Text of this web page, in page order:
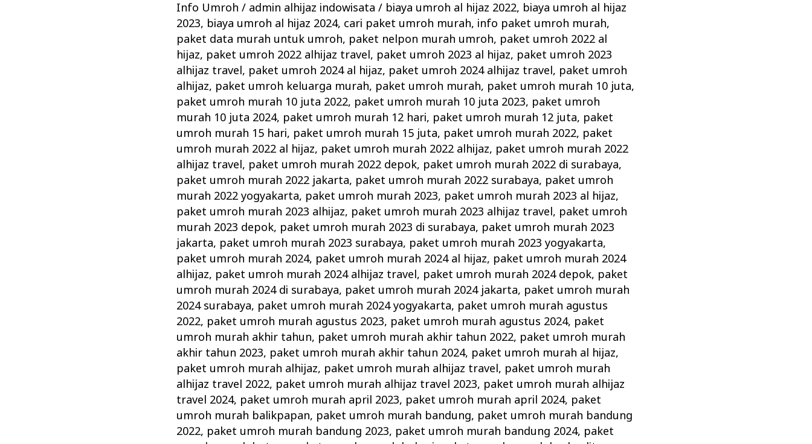
Info Umroh / admin alhijaz indowisata/ biaya umroh al hijaz 2022, biaya umroh al hijaz
2023, biaya umroh al hijaz 2024, cari paket umroh murah, info paket umroh murah,
paket data murah untuk umroh, paket nelpon murah umroh, paket umroh 2022 al
hijaz, paket umroh 2022 alhijaz travel, paket umroh 2023 al hijaz, paket umroh 2023
alhijaz travel, paket umroh 2024 al hijaz, paket umroh 2024 alhijaz travel, paket umroh
alhijaz, paket umroh keluarga murah, paket umroh murah, paket umroh murah 10 juta,
paket umroh murah 10 juta 2022, paket umroh murah 10 juta 2023, paket umroh
murah 10 juta 2024, paket umroh murah 12 hari, paket umroh murah 12 juta, paket
umroh murah 15 hari, paket umroh murah 15 juta, paket umroh murah 2022, paket
umroh murah 2022 al hijaz, paket umroh murah 2022 alhijaz, paket umroh murah 2022
alhijaz travel, paket umroh murah 2022 depok, paket umroh murah 2022 di surabaya,
paket umroh murah 2022 jakarta, paket umroh murah 2022 surabaya, paket umroh
murah 2022 yogyakarta, paket umroh murah 2023, paket umroh murah 2023 al hijaz,
paket umroh murah 2023 alhijaz, paket umroh murah 2023 alhijaz travel, paket umroh
murah 2023 depok, paket umroh murah 2023 di surabaya, paket umroh murah 2023
jakarta, paket umroh murah 2023 surabaya, paket umroh murah 2023 yogyakarta,
paket umroh murah 2024, paket umroh murah 2024 al hijaz, paket umroh murah 2024
alhijaz, paket umroh murah 2024 alhijaz travel, paket umroh murah 2024 depok, paket
umroh murah 2024 di surabaya, paket umroh murah 2024 jakarta, paket umroh murah
2024 surabaya, paket umroh murah 2024 yogyakarta, paket umroh murah agustus
2022, paket umroh murah agustus 2023, paket umroh murah agustus 2024, paket
umroh murah akhir tahun, paket umroh murah akhir tahun 2022, paket umroh murah
akhir tahun 2023, paket umroh murah akhir tahun 2024, paket umroh murah al hijaz,
paket umroh murah alhijaz, paket umroh murah alhijaz travel, paket umroh murah
alhijaz travel 2022, paket umroh murah alhijaz travel 2023, paket umroh murah alhijaz
travel 2024, paket umroh murah april 2023, paket umroh murah april 2024, paket
umroh murah balikpapan, paket umroh murah bandung, paket umroh murah bandung
2022, paket umroh murah bandung 2023, paket umroh murah bandung 2024, paket